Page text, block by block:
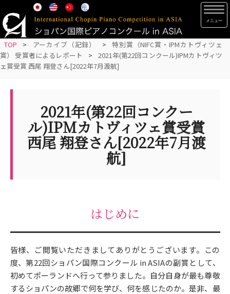
k
p
t
o
TOP > アーカイブ（記録） >
特別賞（NIFC賞・IPMカトヴィツェ
賞） 受賞者によるレポート
>
2021年(第22回コンクール)IPMカトヴィツ
ェ賞受賞 西尾 翔登さん[2022年7月渡航]
2021年(第22回コンクー
ル)IPMカトヴィツェ賞受賞
西尾 翔登さん[2022年7月渡
航]
はじめに
皆様、ご閲覧いただきましてありがとうございます。この
度、第22回ショパン国際コンクール in ASIAの副賞として、
初めてポーランドへ行って参りました。自分自身が最も尊敬
するショパンの故郷で何を学び、何を感じたのか。是非、最